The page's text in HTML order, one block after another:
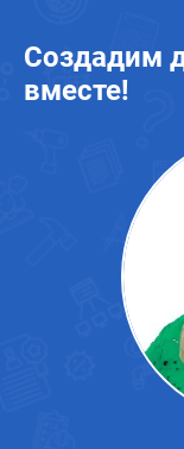
Создадим
вместе!